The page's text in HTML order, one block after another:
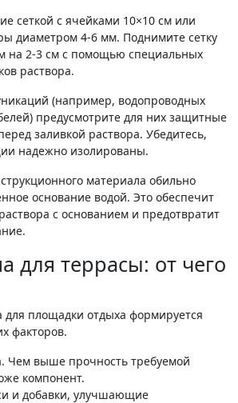
сеткой с ячейками 10×10 см или
диаметром 4-6 мм. Поднимите сетку
на 2-3 см с помощью специальных
раствора.
(например, водопроводных
предусмотрите для них защитные
заливкой раствора. Убедитесь,
надежно изолированы.
материала обильно
основание водой. Это обеспечит
с основанием и предотвратит
для террасы: от чего
для площадки отдыха формируется
факторов.
Чем выше прочность требуемой
компонент.
и добавки, улучшающие